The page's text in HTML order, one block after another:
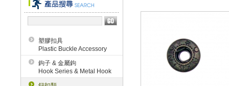
塑膠扣具
Plastic Buckle Accessory
鉤子 & 金屬鉤
Hook Series & Metal Hook